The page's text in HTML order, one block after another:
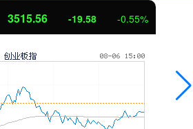
3515.56 -19.58 -0.55%